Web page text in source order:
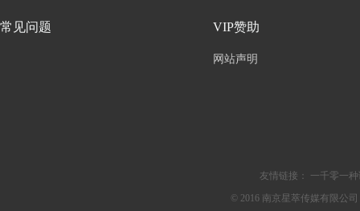
常见问题 VIP赞助
网站声明
友情链接：
一千零一
© 2016 南京星萃传媒有限公司